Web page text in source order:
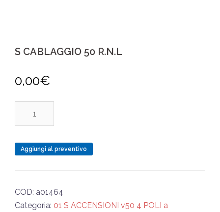
S CABLAGGIO 50 R.N.L
0,00€
R.N.L
Aggiungi al preventivo
COD: a01464
Categoria: 01 S ACCENSIONI v50 4 POLI a